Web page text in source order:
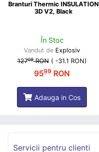
Branturi Thermic INSULATION
3D V2, Black
În Stoc
Vandut de Explosiv
12709RON ( -31.1 RON)
9599 RON
Adauga in Cos
Servicii pentru clienti